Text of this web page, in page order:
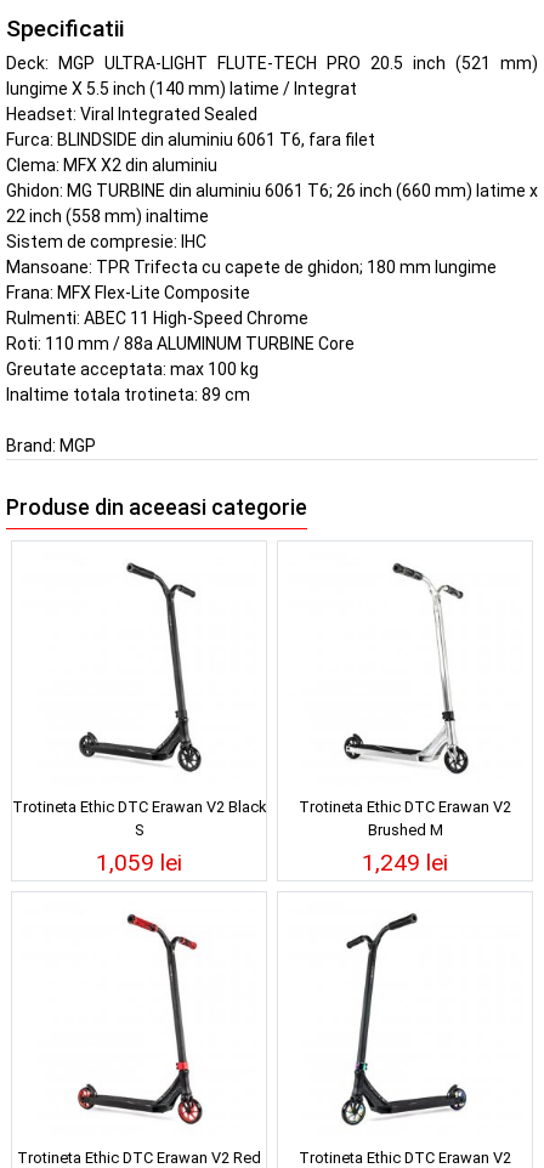
Specificatii
Deck: MGP ULTRA-LIGHT FLUTE-TECH PRO 20.5 inch (521 mm)
lungime X 5.5 inch (140 mm) latime / Integrat
Headset: Viral Integrated Sealed
Furca: BLINDSIDE din aluminiu 6061 T6, fara filet
Clema: MFX X2 din aluminiu
Ghidon: MG TURBINE din aluminiu 6061 T6; 26 inch (660 mm) latime x
22 inch (558 mm) inaltime
Sistem de compresie: IHC
Mansoane: TPR Trifecta cu capete de ghidon; 180 mm lungime
Frana: MFX Flex-Lite Composite
Rulmenti: ABEC 11 High-Speed Chrome
Roti: 110 mm / 88a ALUMINUM TURBINE Core
Greutate acceptata: max 100 kg
Inaltime totala trotineta: 89 cm
Brand: MGP
Produse din aceeasi categorie
Trotineta Ethic DTC Erawan V2 Black
S
1,059 lei
Trotineta Ethic DTC Erawan V2
Brushed M
1,249 lei
Trotineta Ethic DTC Erawan V2 Red
Trotineta Ethic DTC Erawan V2